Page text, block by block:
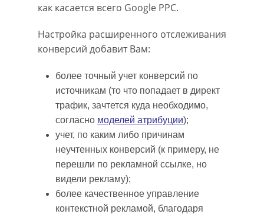
как касается всего Google PPC.
Настройка расширенного отслеживания
конверсий добавит Вам:
более точный учет конверсий по
источникам (то что попадает в директ
трафик, зачтется куда необходимо,
согласно моделей атрибуции);
учет, по каким либо причинам
неучтенных конверсий (к примеру, не
перешли по рекламной ссылке, но
видели рекламу);
более качественное управление
контекстной рекламой, благодаря